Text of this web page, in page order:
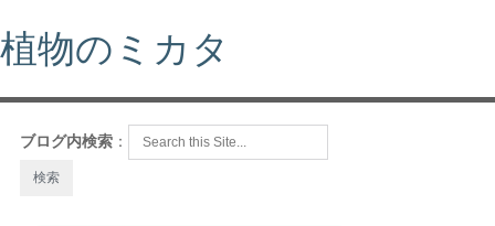
植物のミカタ
ブログ内検索 ：